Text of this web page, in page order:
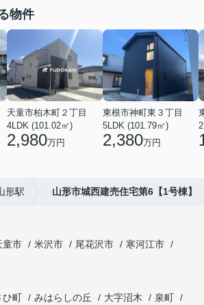
物件
天童市柏木町２丁目
4LDK (101.02㎡)
2,980万円
東根市神町東３丁目
5LDK (101.79㎡)
2,380万円
形駅 山形市城西建売住宅第6【1号棟】
童市 米沢市 尾花沢市
寒河江市
ひ町 みはらしの丘 大字沼木
泉町